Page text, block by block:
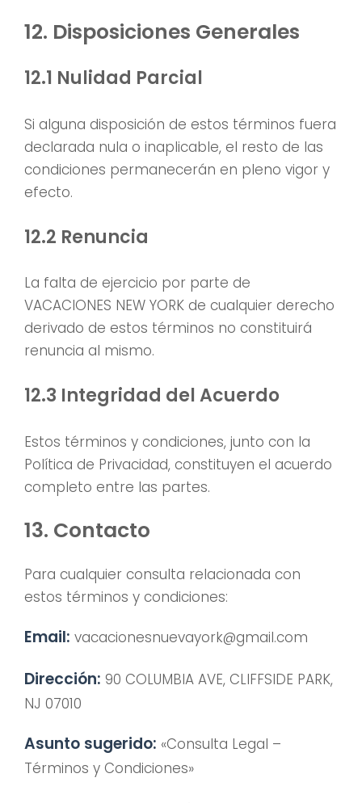
12. Disposiciones Generales
12.1 Nulidad Parcial
Si alguna disposición de estos términos fuera
declarada nula o inaplicable, el resto de las
condiciones permanecerán en pleno vigor y
efecto.
12.2 Renuncia
La falta de ejercicio por parte de
VACACIONES NEW YORK de cualquier derecho
derivado de estos términos no constituirá
renuncia al mismo.
12.3 Integridad del Acuerdo
Estos términos y condiciones, junto con la
Política de Privacidad, constituyen el acuerdo
completo entre las partes.
13. Contacto
Para cualquier consulta relacionada con
estos términos y condiciones:
Email: vacacionesnuevayork@gmail.com
Dirección: 90 COLUMBIA AVE, CLIFFSIDE PARK,
NJ 07010
Asunto sugerido: «Consulta Legal –
Términos y Condiciones»